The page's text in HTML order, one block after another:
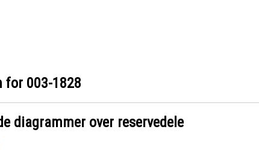
for 003-1828
diagrammer over reservedele